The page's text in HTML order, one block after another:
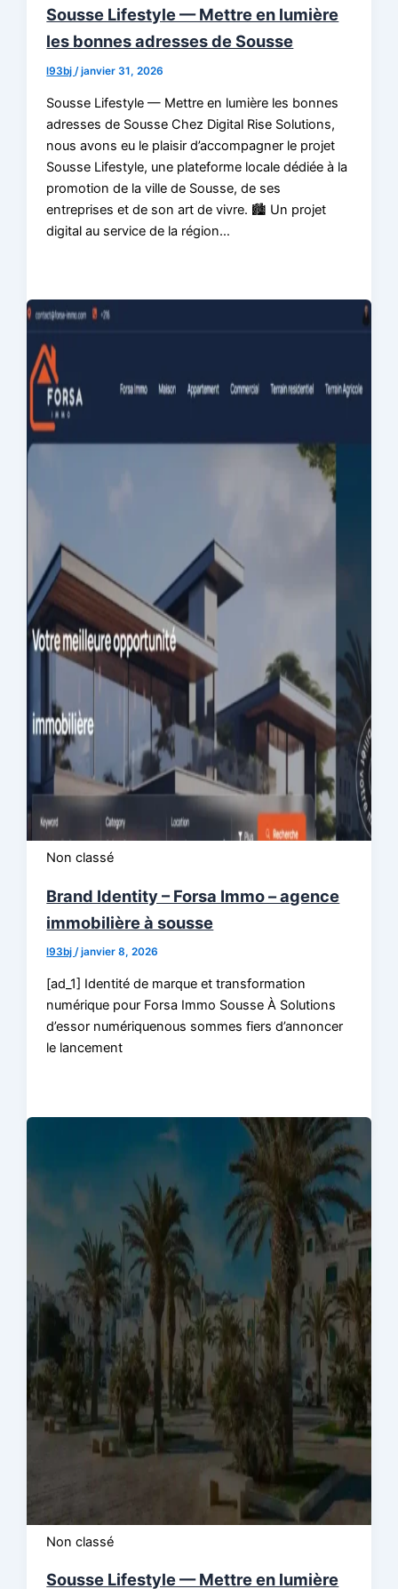
Sousse Lifestyle — Mettre en lumière
les bonnes adresses de Sousse
l93bj/janvier 31, 2026
Sousse Lifestyle — Mettre en lumière les bonnes
adresses de Sousse Chez Digital Rise Solutions,
nous avons eu le plaisir d’accompagner le projet
Sousse Lifestyle, une plateforme locale dédiée à la
promotion de la ville de Sousse, de ses
entreprises et de son art de vivre. 🏙️ Un projet
digital au service de la région…
Non classé
Brand Identity – Forsa Immo – agence
immobilière à sousse
l93bj/janvier 8, 2026
[ad_1] Identité de marque et transformation
numérique pour Forsa Immo Sousse À Solutions
d’essor numériquenous sommes fiers d’annoncer
le lancement
Non classé
Sousse Lifestyle — Mettre en lumière